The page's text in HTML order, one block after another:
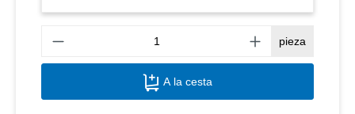
pieza
A la cesta